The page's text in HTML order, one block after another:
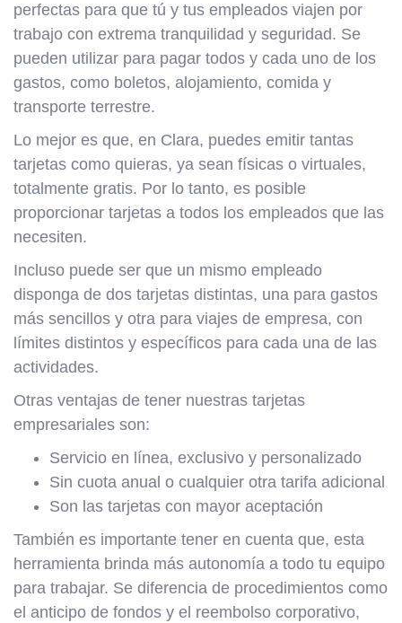
perfectas para que tú y tus empleados viajen por
trabajo con extrema tranquilidad y seguridad. Se
pueden utilizar para pagar todos y cada uno de los
gastos, como boletos, alojamiento, comida y
transporte terrestre.
Lo mejor es que, en Clara, puedes emitir tantas
tarjetas como quieras, ya sean físicas o virtuales,
totalmente gratis. Por lo tanto, es posible
proporcionar tarjetas a todos los empleados que las
necesiten.
Incluso puede ser que un mismo empleado
disponga de dos tarjetas distintas, una para gastos
más sencillos y otra para viajes de empresa, con
límites distintos y específicos para cada una de las
actividades.
Otras ventajas de tener nuestras tarjetas
empresariales son:
Servicio en línea, exclusivo y personalizado
Sin cuota anual o cualquier otra tarifa adicional
Son las tarjetas con mayor aceptación
También es importante tener en cuenta que, esta
herramienta brinda más autonomía a todo tu equipo
para trabajar. Se diferencia de procedimientos como
el anticipo de fondos y el reembolso corporativo,